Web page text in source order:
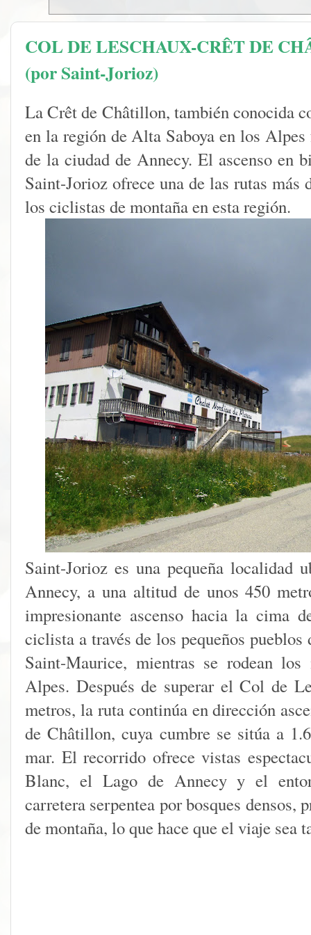
COL DE LESCHAUX-CRÊT DE
(por Saint-Jorioz)
La Crêt de Châtillon, también conocida
en la región de Alta Saboya en los Alpes
de la ciudad de Annecy. El ascenso en
Saint-Jorioz ofrece una de las rutas más
los ciclistas de montaña en esta región.
Saint-Jorioz es una pequeña localidad
Annecy, a una altitud de unos 450
impresionante ascenso hacia la cima
ciclista a través de los pequeños
Saint-Maurice, mientras se rodean
Alpes. Después de superar el Col de
metros, la ruta continúa en dirección
de Châtillon, cuya cumbre se sitúa a
mar. El recorrido ofrece vistas
Blanc, el Lago de Annecy y el
carretera serpentea por bosques densos,
de montaña, lo que hace que el viaje sea